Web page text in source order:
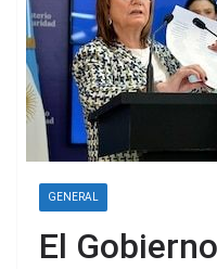
GENERAL
El